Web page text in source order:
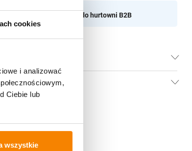
cookies
i analizować
Ciebie lub
wszystkie
Przejdź do hurtowni B2B